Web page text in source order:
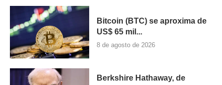
Bitcoin (BTC) se aproxima de
US$ 65 mil...
8 de agosto de 2026
Berkshire Hathaway, de